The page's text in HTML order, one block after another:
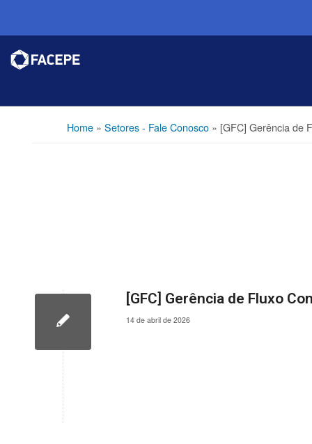
Home» Setores - Fale Conosco» [GFC] Gerência de
[GFC] Gerência de Fluxo
14 de abril de 2026